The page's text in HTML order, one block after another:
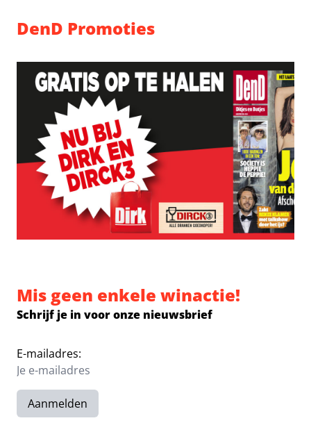
DenD Promoties
Mis geen enkele winactie!
Schrijf je in voor onze nieuwsbrief
E-mailadres:
Aanmelden